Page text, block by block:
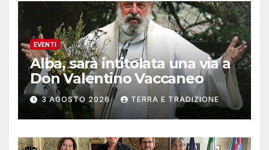
EVENTI
Alba, sarà intitolata una via a
Don Valentino Vaccaneo
3 AGOSTO 2026 TERRA E TRADIZIONE